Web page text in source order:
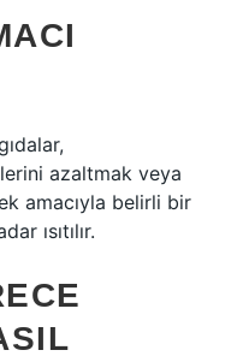
azaltmak veya
amacıyla belirli bir
ısıtılır.